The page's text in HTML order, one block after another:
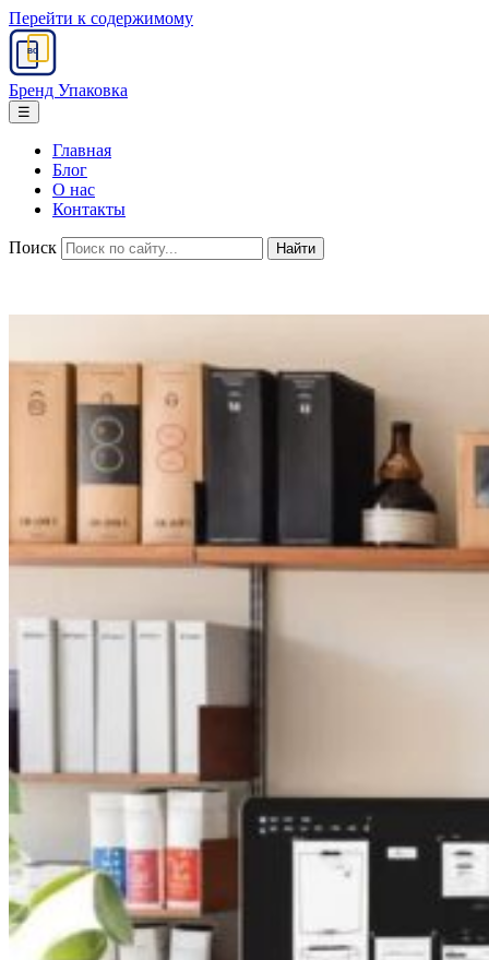
Перейти к содержимому
BC
Бренд Упаковка
☰
Главная
Блог
О нас
Контакты
Поиск